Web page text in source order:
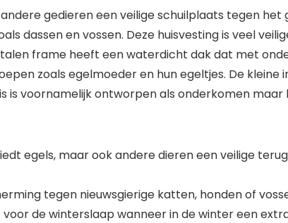
gedieren een veilige schuilplaats tegen
dassen en vossen. Deze huisvesting is veel
frame heeft een waterdicht dak dat met
zoals egelmoeder en hun egeltjes. De
is voornamelijk ontworpen als onderkomen
egels, maar ook andere dieren een veilige
tegen nieuwsgierige katten, honden of
de winterslaap wanneer in de winter een